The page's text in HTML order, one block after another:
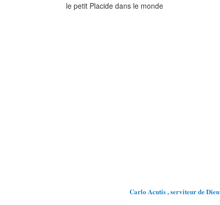
le petit Placide dans le monde
Carlo Acutis , serviteur de Dieu